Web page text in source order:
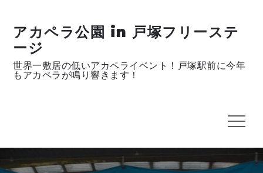
content
アカペラ公園 in 戸塚フリーステ
ージ
世界一敷居の低いアカペライベント！戸塚駅前に今年
もアカペラが鳴り響きます！
Menu